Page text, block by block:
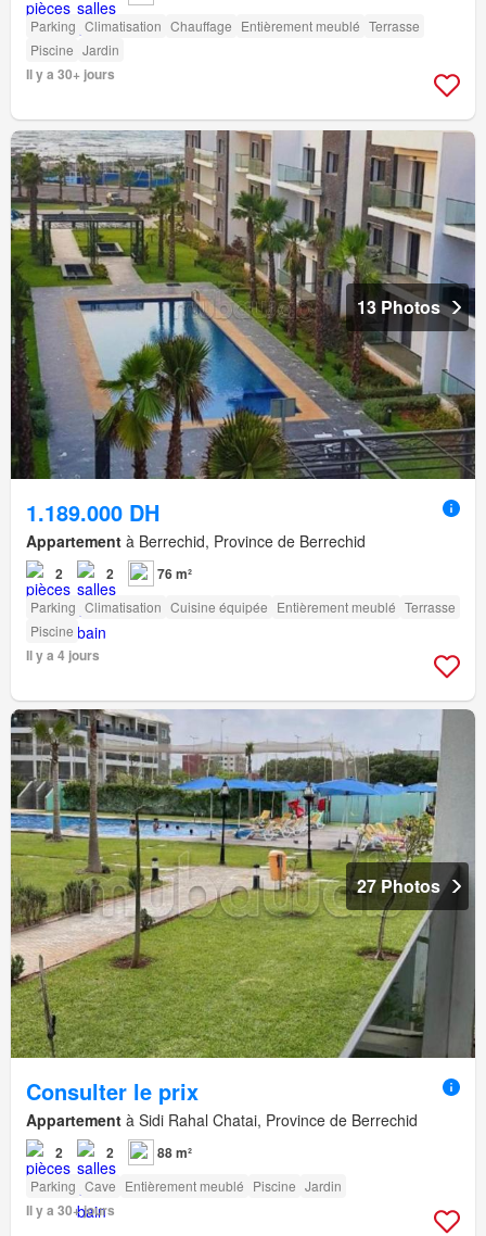
Parking Climatisation Chauffage Entièrement meublé Terrasse
Piscine Jardin
Il y a 30+ jours
13 Photos
1.189.000 DH
Appartement à Berrechid, Province de Berrechid
2 2 76 m²
Parking Climatisation Cuisine équipée Entièrement meublé Terrasse
Piscine
Il y a 4 jours
27 Photos
Consulter le prix
Appartement à Sidi Rahal Chatai, Province de Berrechid
2 2 88 m²
Parking Cave Entièrement meublé Piscine Jardin
Il y a 30+ jours